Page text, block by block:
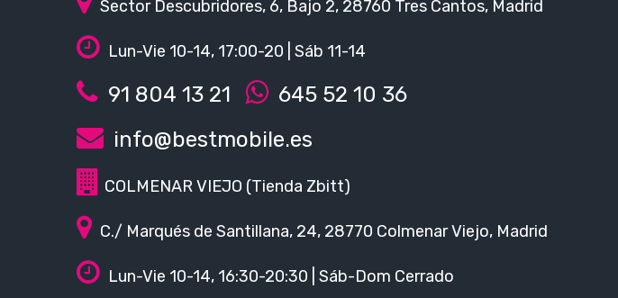
Sector Descubridores, 6, Bajo 2, 28760 Tres Cantos, Madrid
Lun-Vie 10-14, 17:00-20 | Sáb 11-14
91 804 13 21
645 52 10 36
info@bestmobile.es
COLMENAR VIEJO (Tienda Zbitt)
C./ Marqués de Santillana, 24, 28770 Colmenar Viejo, Madrid
Lun-Vie 10-14, 16:30-20:30 | Sáb-Dom Cerrado